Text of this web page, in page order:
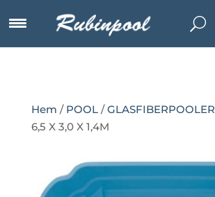
U
Hem / POOL/GLASFIBERPOOLER
6,5 X 3,0 X 1,4M